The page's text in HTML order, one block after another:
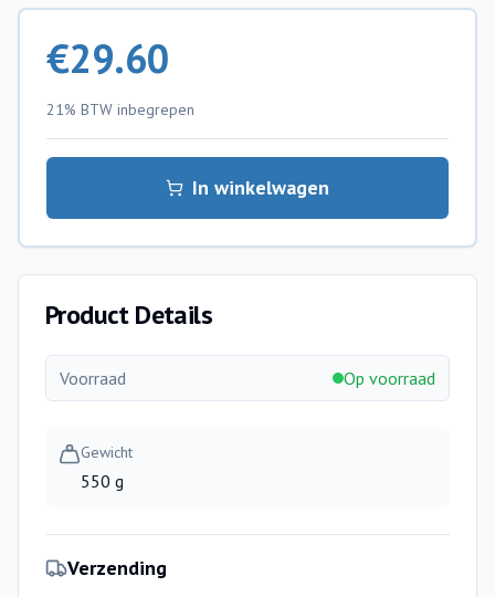
€29.60
21% BTW inbegrepen
In winkelwagen
Product Details
Voorraad Op voorraad
Gewicht
550 g
Verzending